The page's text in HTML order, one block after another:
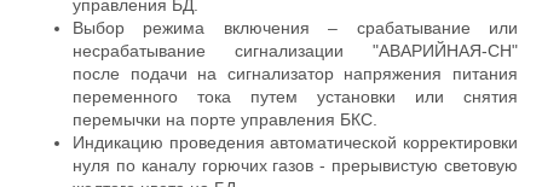
управления БД.
Выбор режима включения – срабатывание или
несрабатывание сигнализации "АВАРИЙНАЯ-СН"
после подачи на сигнализатор напряжения питания
переменного тока путем установки или снятия
перемычки на порте управления БКС.
Индикацию проведения автоматической корректировки
нуля по каналу горючих газов - прерывистую световую